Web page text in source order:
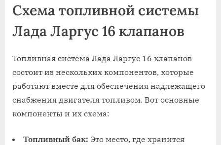
Схема топливной системы
Лада Ларгус 16 клапанов
Топливная система Лада Ларгус 16 клапанов
состоит из нескольких компонентов, которые
работают вместе для обеспечения надлежащего
снабжения двигателя топливом. Вот основные
компоненты и их схема:
Топливный бак: Это место, где хранится